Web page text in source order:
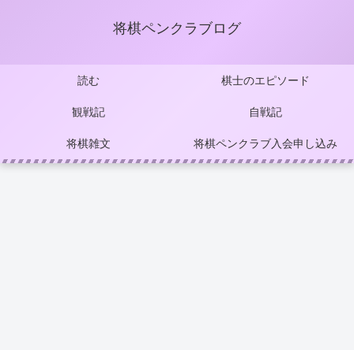
将棋ペンクラブログ
読む 棋士のエピソード
観戦記 自戦記
将棋雑文 将棋ペンクラブ入会申し込み